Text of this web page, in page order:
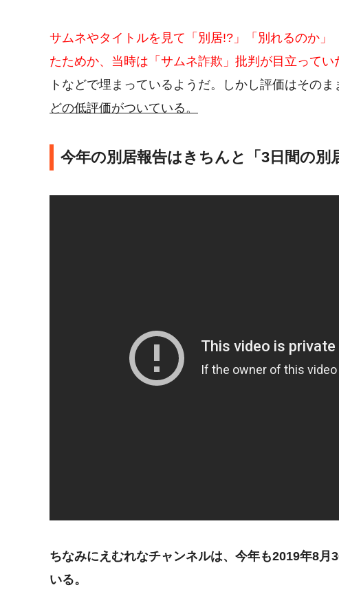
サムネやタイトルを見て「別居!?」「別れるのか
たためか、当時は「サムネ詐欺」批判が目立ってい
トなどで埋まっているようだ。しかし評価はそのま
どの低評価がついている。
今年の別居報告はきちんと「3日間の
ちなみにえむれなチャンネルは、今年も2019年8
いる。